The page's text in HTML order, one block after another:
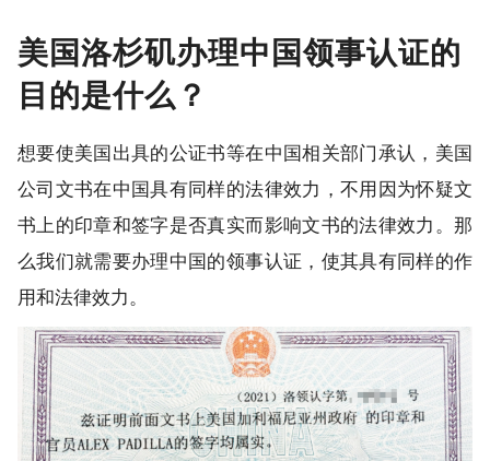
美国洛杉矶办理中国领事认证的
目的是什么？
想要使美国出具的公证书等在中国相关部门承认，美国
公司文书在中国具有同样的法律效力，不用因为怀疑文
书上的印章和签字是否真实而影响文书的法律效力。那
么我们就需要办理中国的领事认证，使其具有同样的作
用和法律效力。